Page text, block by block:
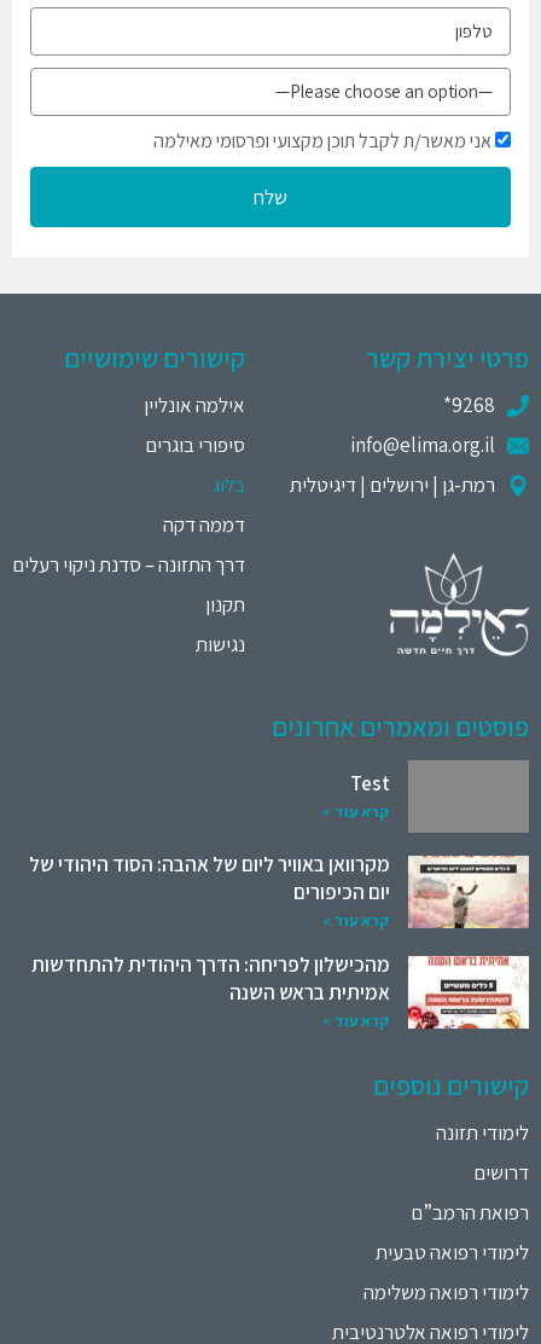
אני מאשר/ת לקבל תוכן מקצועי ופרסומי מאילמה
שלח
פרטי יצירת קשר
9268*
info@elima.org.il
רמת-גן | ירושלים | דיגיטלית
קישורים שימושיים
אילמה אונליין
סיפורי בוגרים
בלוג
דממה דקה
דרך התזונה – סדנת ניקוי רעלים
תקנון
נגישות
פוסטים ומאמרים אחרונים
Test
קרא עוד »
מקרוואן באוויר ליום של אהבה: הסוד היהודי של
יום הכיפורים
קרא עוד »
מהכישלון לפריחה: הדרך היהודית להתחדשות
אמיתית בראש השנה
קרא עוד »
קישורים נוספים
לימודי תזונה
דרושים
רפואת הרמב”ם
לימודי רפואה טבעית
לימודי רפואה משלימה
לימודי רפואה אלטרנטיבית